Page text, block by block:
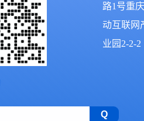
路1号重
动互联网
业园2-2-2